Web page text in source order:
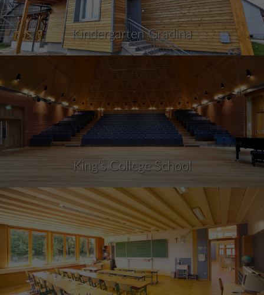
Kindergarten Gradina
King’s College School